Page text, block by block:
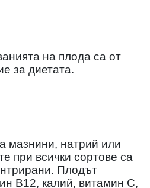
на плода са от
за диетата.
мазнини, натрий или
при всички сортове са
Плодът
В12, калий, витамин С,